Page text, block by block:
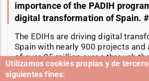
importance of the PADIH
digital transformation of Spain.
The EDIHs are driving digital
Spain with nearly 900 projects and
of over 25 million euros through the
program.
Utilizamos cookies propias y de
siguientes fines: